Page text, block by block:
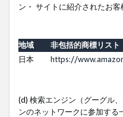
ン・ サイトに紹介されたお客
地域
非包括的商標リスト
日本
https://
(d) 検索エンジン（グーグル
ンのネットワークに参加する